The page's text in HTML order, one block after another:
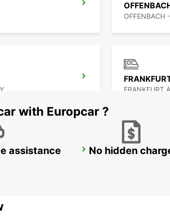
OFFENBACH
FRANKFURT
-IKC-
with Europcar ?
assistance No hidden